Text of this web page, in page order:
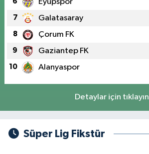
7 Galatasaray
8 Çorum FK
9 Gaziantep FK
10 Alanyaspor
Detaylar için tıklayın
Süper Lig Fikstür